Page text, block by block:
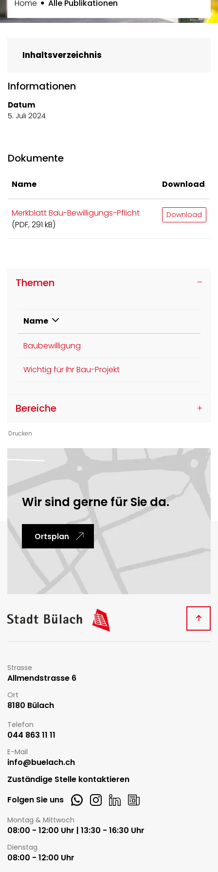
Home Alle Publikationen
Inhaltsverzeichnis
Informationen
Datum
5. Juli 2024
Dokumente
Name Download
Merkblatt Bau-Bewilligungs-Pflicht
(PDF, 291 kB)
Download
Themen
Name
Baubewilligung
Wichtig für Ihr Bau-Projekt
Bereiche
Drucken
Ortsinformationen
Wir sind gerne für Sie da.
Ortsplan
Kontakt
Strasse
Allmendstrasse 6
Ort
8180 Bülach
Telefon
044 863 11 11
E-Mail
info@buelach.ch
Zuständige Stelle kontaktieren
Folgen Sie uns
WhatsappInstagram
LinkedInNewsletter
Öffnungszeiten
Montag & Mittwoch
08:00 - 12:00 Uhr | 13:30 - 16:30 Uhr
Dienstag
08:00 - 12:00 Uhr